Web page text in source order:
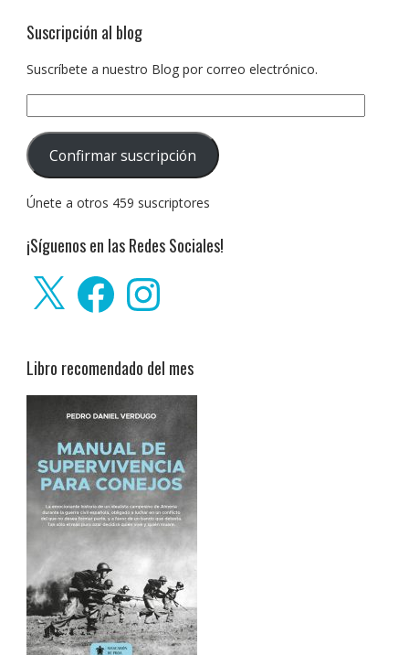
Suscripción al blog
Suscríbete a nuestro Blog por correo electrónico.
de
correo
electrónico:
Confirmar suscripción
Únete a otros 459 suscriptores
¡Síguenos en las Redes Sociales!
FacebookInstagram
Libro recomendado del mes